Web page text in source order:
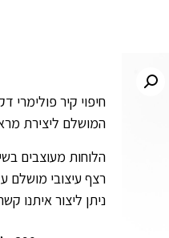
חיפוי קיר פולימרי
המושלם ליצירת
הלוחות מעוצבים
רצף עיצובי מושלם
ניתן ליצור איתנו